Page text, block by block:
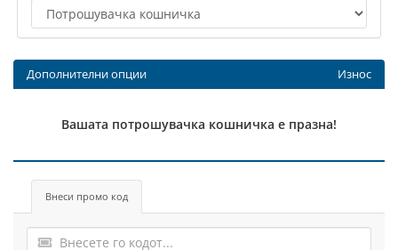
Дополнителни опции Износ
Вашата потрошувачка кошничка е празна!
Внеси промо код